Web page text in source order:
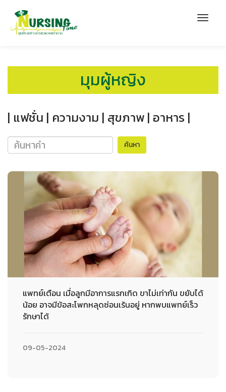
มุมผู้หญิง
| แฟชั่น | ความงาม | สุขภาพ | อาหาร |
ค้นหา
แพทย์เตือน เมื่อลูกมีอาการแรกเกิด ขาไม่เท่ากัน ขยับได้
น้อย อาจมีข้อสะโพกหลุดซ่อนเร้นอยู่ หากพบแพทย์เร็ว
รักษาได้
09-05-2024